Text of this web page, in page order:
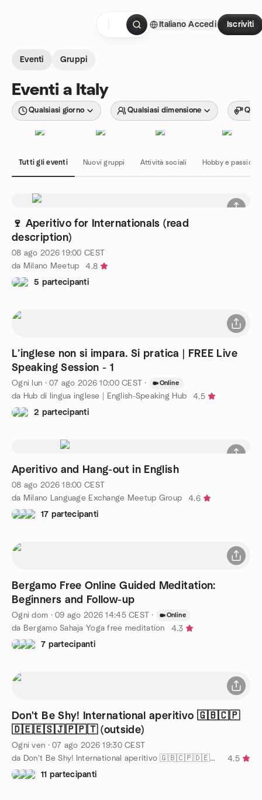
Italiano Accedi Iscriviti
Eventi Gruppi
Eventi a Italy
Qualsiasi giorno Qualsiasi dimensione
Tutti gli eventi Nuovi gruppi Attività sociali Hobby e passioni
🍷 Aperitivo for Internationals (read
description)
08 ago 2026 19:00 CEST
da Milano Meetup
4.8
5 partecipanti
L’inglese non si impara. Si pratica | FREE Live
Speaking Session - 1
Ogni lun ·07 ago 2026 10:00 CEST · Online
da Hub di lingua inglese | English-Speaking Hub
4.5
2 partecipanti
Aperitivo and Hang-out in English
08 ago 2026 18:00 CEST
da Milano Language Exchange Meetup Group
4.6
17 partecipanti
Bergamo Free Online Guided Meditation:
Beginners and Follow-up
Ogni dom ·09 ago 2026 14:45 CEST · Online
da Bergamo Sahaja Yoga free meditation
4.3
7 partecipanti
Don't Be Shy! International aperitivo 🇬🇧🇨🇵
🇩🇪🇪🇸🇯🇵🇵🇹 (outside)
Ogni ven ·07 ago 2026 19:30 CEST
da Don't Be Shy! International aperitivo 🇬🇧🇨🇵🇩🇪🇵🇹🇪🇦
4.5
11 partecipanti